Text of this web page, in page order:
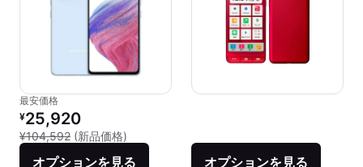
最安価格
リファービッシュ品の価格：
¥25,920
¥104,592 (新品価格)
オプションを見る オプションを見る